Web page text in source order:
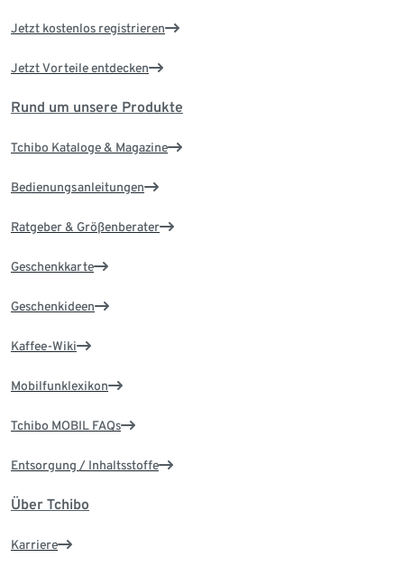
Jetzt kostenlos registrieren
Jetzt Vorteile entdecken
Rund um unsere Produkte
Tchibo Kataloge & Magazine
Bedienungsanleitungen
Ratgeber & Größenberater
Geschenkkarte
Geschenkideen
Kaffee-Wiki
Mobilfunklexikon
Tchibo MOBIL FAQs
Entsorgung / Inhaltsstoffe
Über Tchibo
Karriere